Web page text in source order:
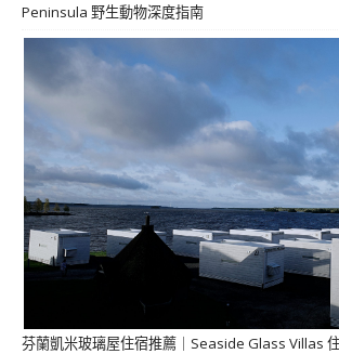
Peninsula 野生動物深度指南
芬蘭凱米玻璃屋住宿推薦｜Seaside Glass Villas